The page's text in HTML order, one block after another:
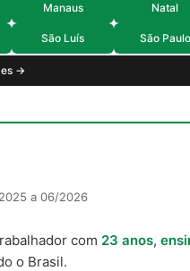
Manaus Natal
São Luís São Paulo
→
a 06/2026
com 23 anos,
o Brasil.